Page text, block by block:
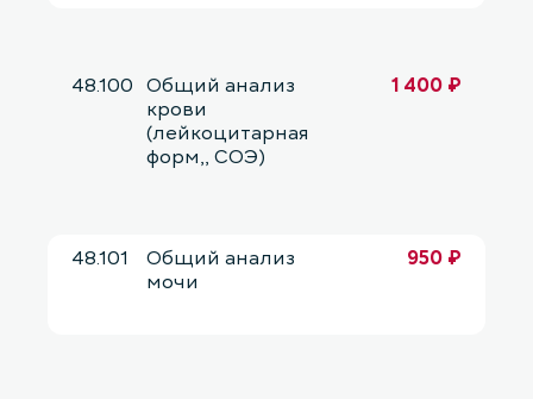
48.100 Общий анализ
крови
(лейкоцитарная
форм,, СОЭ)
1 400 ₽
48.101
Общий анализ
мочи
950 ₽